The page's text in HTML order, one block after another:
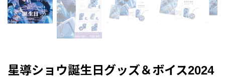
星導ショウ誕生日グッズ＆ボイス2024